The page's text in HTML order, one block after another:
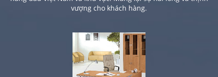
vượng cho khách hàng.